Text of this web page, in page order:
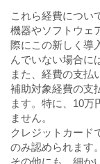
これら経費につい
機器やソフトウェ
際にこの新しく導
んでいない場合に
また、経費の支払
補助対象経費の支
ます。特に、10万
ません。
クレジットカード
のみ認められます。